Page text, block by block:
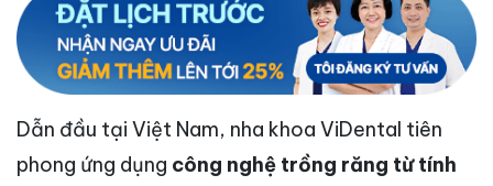
Dẫn đầu tại Việt Nam, nha khoa ViDental tiên
phong ứng dụng công nghệ trồng răng từ tính